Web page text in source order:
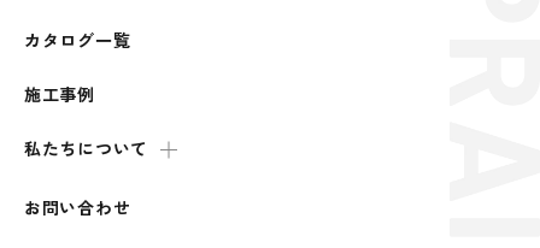
カタログ一覧
施工事例
私たちについて
お問い合わせ